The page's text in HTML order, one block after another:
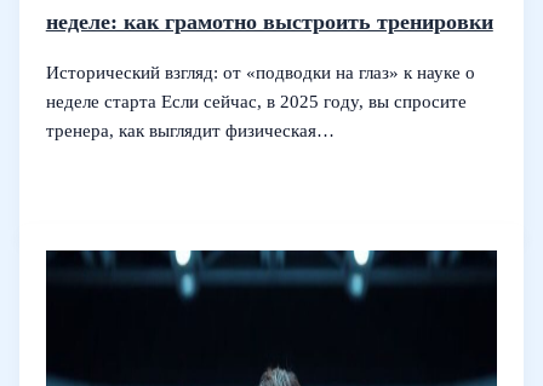
неделе: как грамотно выстроить тренировки
Исторический взгляд: от «подводки на глаз» к науке о
неделе старта Если сейчас, в 2025 году, вы спросите
тренера, как выглядит физическая…